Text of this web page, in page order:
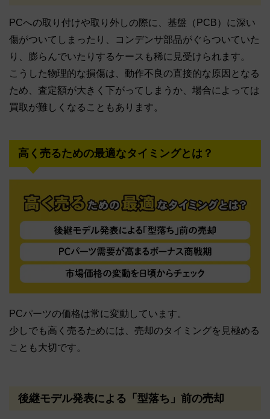
PCへの取り付けや取り外しの際に、基盤（PCB）に深い
傷がついてしまったり、コンデンサ部品がぐらついていた
り、膨らんでいたりするケースも稀に見受けられます。
こうした物理的な損傷は、動作不良の直接的な原因となる
ため、査定額が大きく下がってしまうか、場合によっては
買取が難しくなることもあります。
高く売るための最適なタイミングとは？
PCパーツの価格は常に変動しています。
少しでも高く売るためには、売却のタイミングを見極める
ことも大切です。
後継モデル発表による「型落ち」前の売却